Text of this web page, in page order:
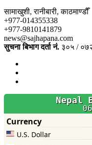
सामाखुशी, रानीबारी, काठमाण्डौँ
+977-014355338
+977-9810141879
news@sajhapana.com
सुचना बिभाग दर्ता नं. ३०५ /